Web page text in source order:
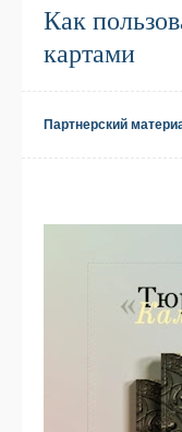
Как
картами
Партнерский